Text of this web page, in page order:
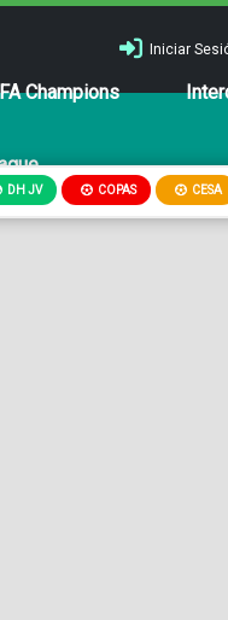
Iniciar
Champions
DH JV COPAS CESA